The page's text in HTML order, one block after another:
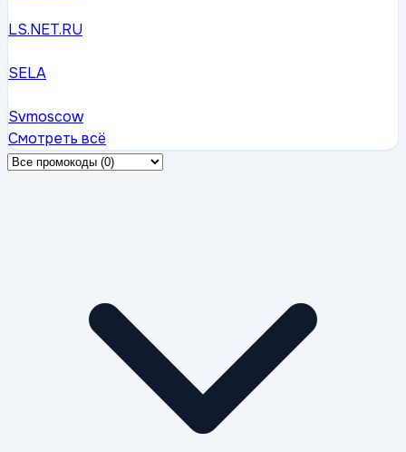
LS.NET.RU
SELA
Svmoscow
Смотреть всё